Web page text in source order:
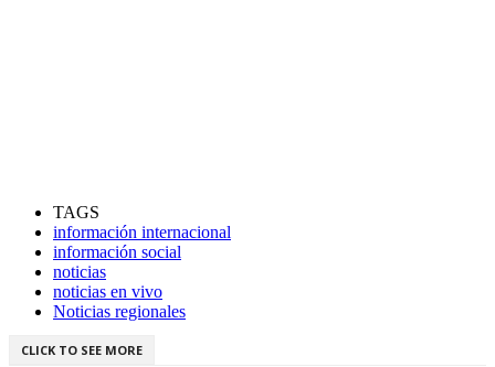
TAGS
información internacional
información social
noticias
noticias en vivo
Noticias regionales
CLICK TO SEE MORE